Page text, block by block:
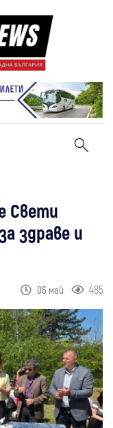
Свети
здраве и
06 май 485